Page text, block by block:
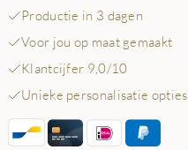
Productie in 3 dagen
Voor jou op maat gemaakt
Klantcijfer 9,0/10
Unieke personalisatie opties